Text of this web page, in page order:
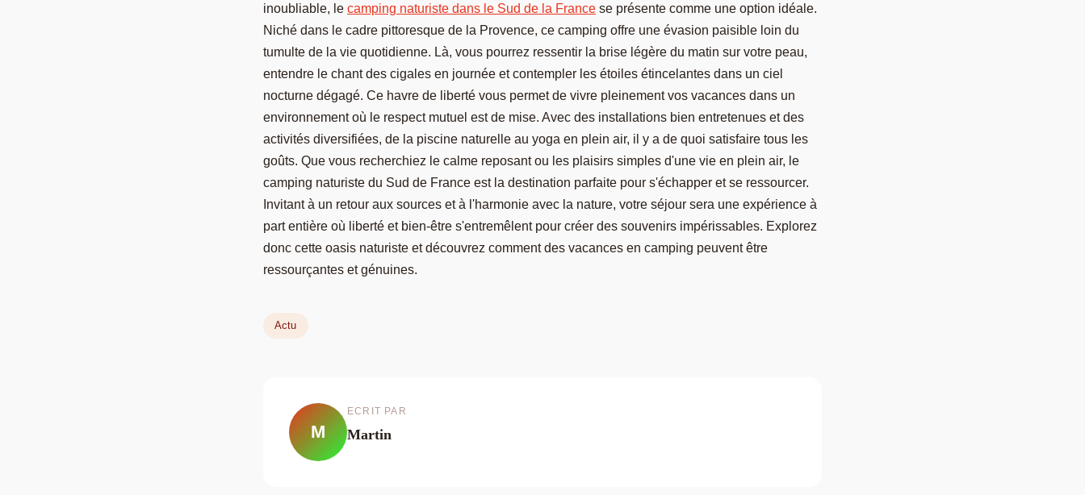
inoubliable, le camping naturiste dans le Sud de la France se présente comme une option idéale.
Niché dans le cadre pittoresque de la Provence, ce camping offre une évasion paisible loin du
tumulte de la vie quotidienne. Là, vous pourrez ressentir la brise légère du matin sur votre peau,
entendre le chant des cigales en journée et contempler les étoiles étincelantes dans un ciel
nocturne dégagé. Ce havre de liberté vous permet de vivre pleinement vos vacances dans un
environnement où le respect mutuel est de mise. Avec des installations bien entretenues et des
activités diversifiées, de la piscine naturelle au yoga en plein air, il y a de quoi satisfaire tous les
goûts. Que vous recherchiez le calme reposant ou les plaisirs simples d'une vie en plein air, le
camping naturiste du Sud de France est la destination parfaite pour s'échapper et se ressourcer.
Invitant à un retour aux sources et à l'harmonie avec la nature, votre séjour sera une expérience à
part entière où liberté et bien-être s'entremêlent pour créer des souvenirs impérissables. Explorez
donc cette oasis naturiste et découvrez comment des vacances en camping peuvent être
ressourçantes et génuines.
Actu
M
ECRIT PAR
Martin